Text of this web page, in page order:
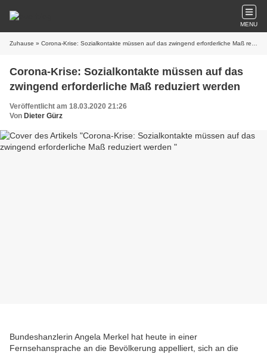
MENU
Zuhause » Corona-Krise: Sozialkontakte müssen auf das zwingend erforderliche Maß reduziert werden
Corona-Krise: Sozialkontakte müssen auf das
zwingend erforderliche Maß reduziert werden
Veröffentlicht am 18.03.2020 21:26
Von Dieter Gürz
Bundeshanzlerin Angela Merkel hat heute in einer
Fernsehansprache an die Bevölkerung appelliert, sich an die